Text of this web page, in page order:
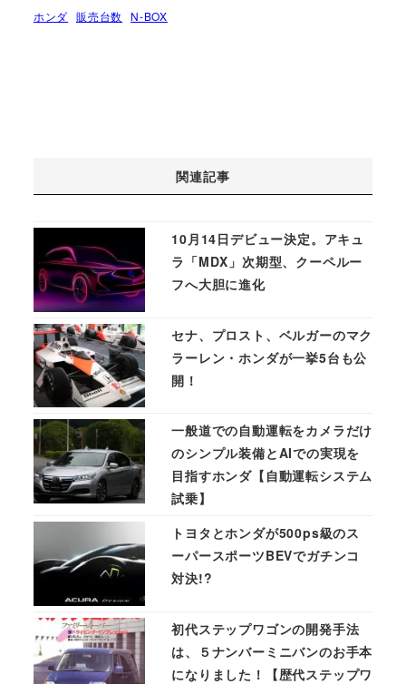
ホンダ 販売台数 N-BOX
関連記事
10月14日デビュー決定。アキュ
ラ「MDX」次期型、クーペルー
フへ大胆に進化
セナ、プロスト、ベルガーのマク
ラーレン・ホンダが一挙5台も公
開！
一般道での自動運転をカメラだけ
のシンプル装備とAIでの実現を
目指すホンダ【自動運転システム
試乗】
トヨタとホンダが500ps級のス
ーパースポーツBEVでガチンコ
対決!?
初代ステップワゴンの開発手法
は、５ナンバーミニバンのお手本
になりました！【歴代ステップワ